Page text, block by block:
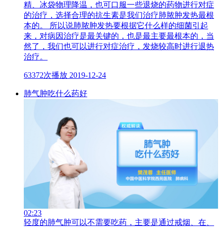
精、冰袋物理降温，也可口服一些退烧的药物进行对症
的治疗，选择合理的抗生素是我们治疗肺脓肿发热最根
本的。 所以说肺脓肿发热要根据它什么样的细菌引起
来，对病因治疗是最关键的，也是最主要最根本的，当
然了，我们也可以进行对症治疗，发烧较高时进行退热
治疗。
63372次播放 2019-12-24
肺气肿吃什么药好
02:23
轻度的肺气肿可以不需要吃药，主要是通过戒烟、在、